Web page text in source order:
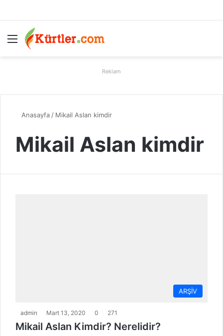
Menü
Reklam
Anasayfa / Mikail Aslan kimdir
Mikail Aslan kimdir
ARŞİV
admin Mart 13, 2020 0 271
Mikail Aslan Kimdir? Nerelidir?